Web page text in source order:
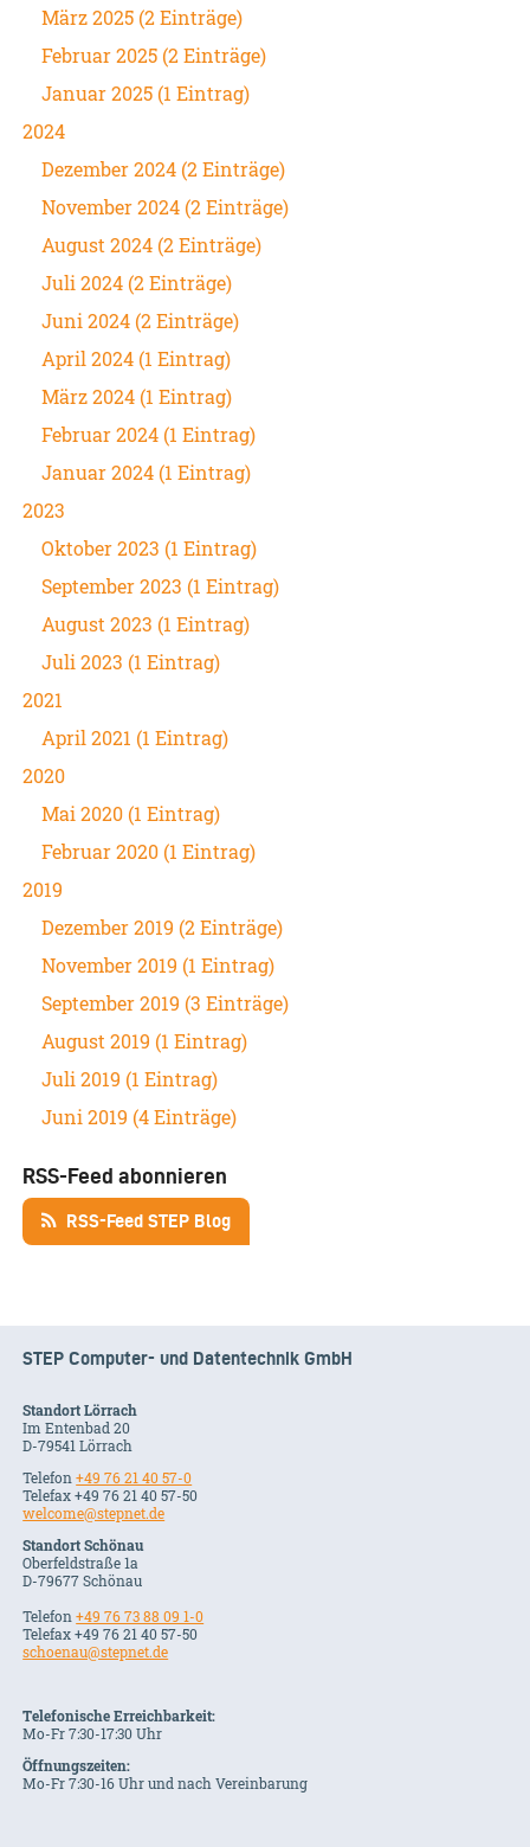
März 2025 (2 Einträge)
Februar 2025 (2 Einträge)
Januar 2025 (1 Eintrag)
2024
Dezember 2024 (2 Einträge)
November 2024 (2 Einträge)
August 2024 (2 Einträge)
Juli 2024 (2 Einträge)
Juni 2024 (2 Einträge)
April 2024 (1 Eintrag)
März 2024 (1 Eintrag)
Februar 2024 (1 Eintrag)
Januar 2024 (1 Eintrag)
2023
Oktober 2023 (1 Eintrag)
September 2023 (1 Eintrag)
August 2023 (1 Eintrag)
Juli 2023 (1 Eintrag)
2021
April 2021 (1 Eintrag)
2020
Mai 2020 (1 Eintrag)
Februar 2020 (1 Eintrag)
2019
Dezember 2019 (2 Einträge)
November 2019 (1 Eintrag)
September 2019 (3 Einträge)
August 2019 (1 Eintrag)
Juli 2019 (1 Eintrag)
Juni 2019 (4 Einträge)
RSS-Feed abonnieren
RSS-Feed STEP Blog
STEP Computer- und Datentechnik GmbH
Standort Lörrach
Im Entenbad 20
D-79541 Lörrach
Telefon+49 76 21 40 57-0
Telefax +49 76 21 40 57-50
welcome@stepnet.de
Standort Schönau
Oberfeldstraße 1a
D-79677 Schönau
Telefon+49 76 73 88 09 1-0
Telefax +49 76 21 40 57-50
schoenau@stepnet.de
Telefonische Erreichbarkeit:
Mo-Fr 7:30-17:30 Uhr
Öffnungszeiten:
Mo-Fr 7:30-16 Uhr und nach Vereinbarung